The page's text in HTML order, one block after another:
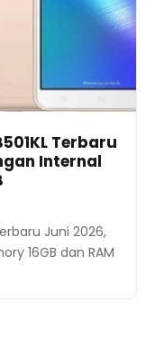
Terbaru
Internal
Juni 2026,
16GB dan RAM